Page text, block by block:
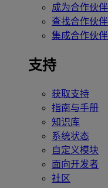
成为合作伙伴
查找合作伙伴
集成合作伙伴
支持
获取支持
指南与手册
知识库
系统状态
自定义模块
面向开发者
社区